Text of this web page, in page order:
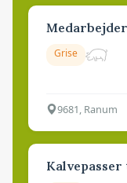
Grise
9681, Ranum